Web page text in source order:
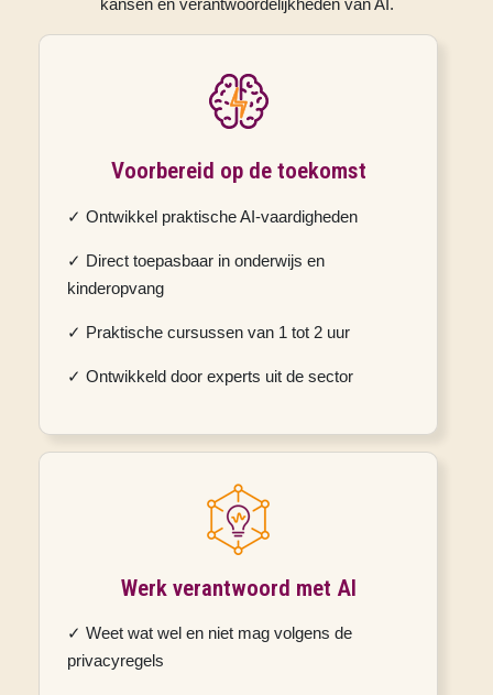
kansen én verantwoordelijkheden van AI.
Voorbereid op de toekomst
✓ Ontwikkel praktische AI-vaardigheden
✓ Direct toepasbaar in onderwijs en
kinderopvang
✓ Praktische cursussen van 1 tot 2 uur
✓ Ontwikkeld door experts uit de sector
Werk verantwoord met AI
✓ Weet wat wel en niet mag volgens de
privacyregels